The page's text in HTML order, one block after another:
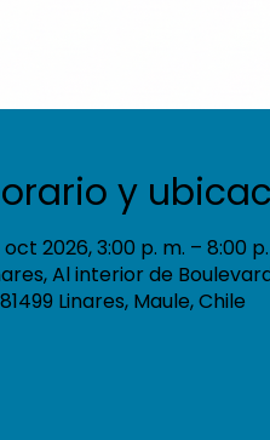
y
2026, 3:00 p. m. – 8:00
Al interior de
Linares, Maule, Chile